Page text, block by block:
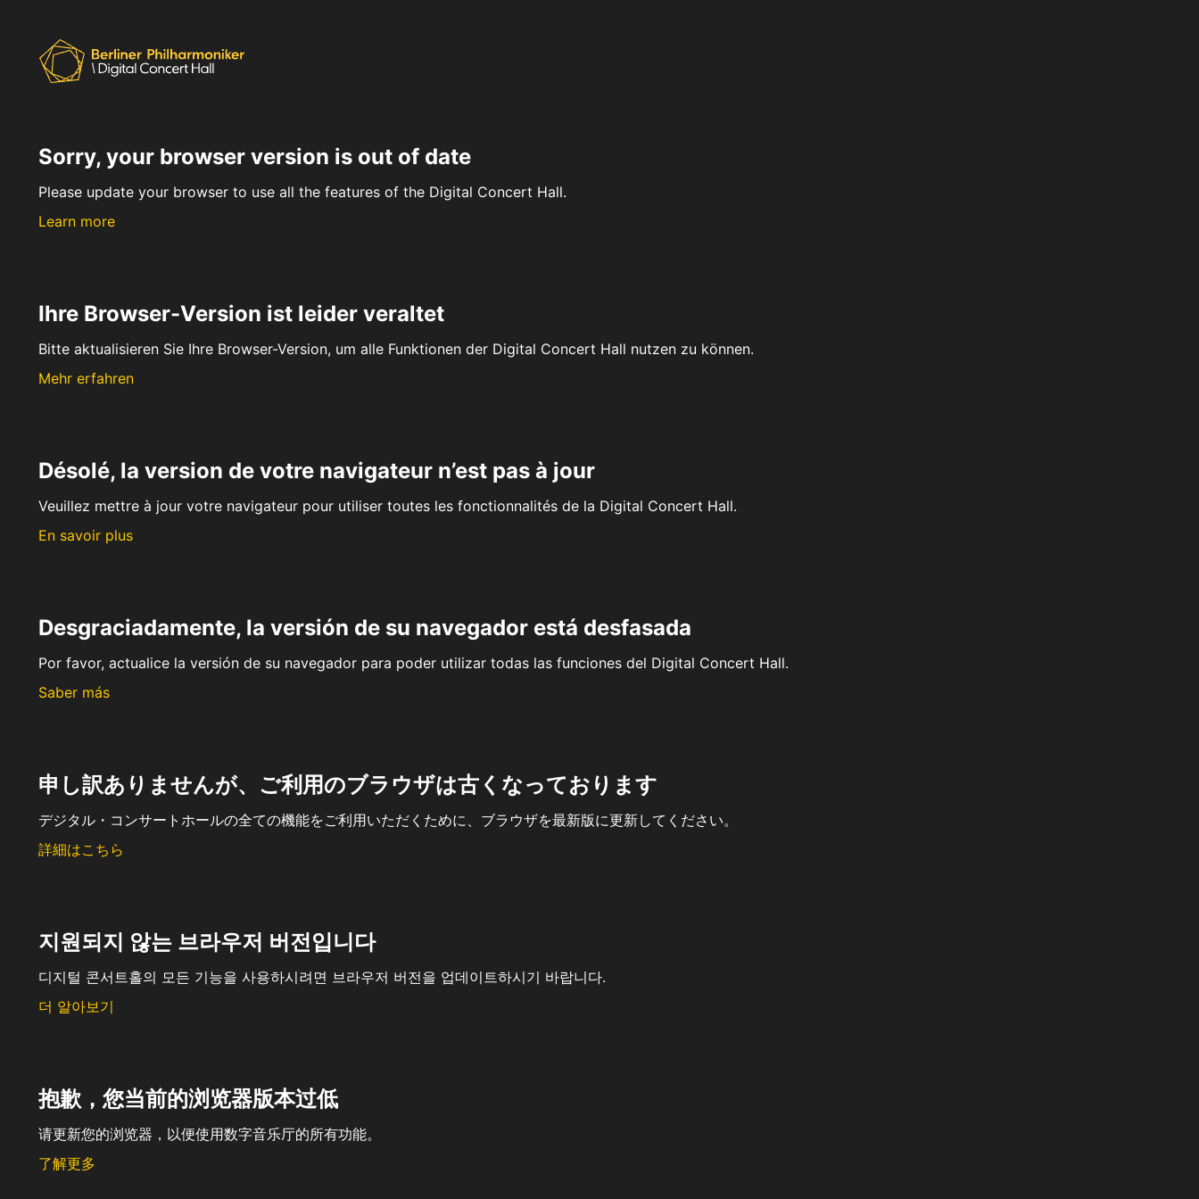
Sorry, your browser version is out of date
Please update your browser to use all the features of the Digital Concert Hall.
Learn more
Ihre Browser-Version ist leider veraltet
Bitte aktualisieren Sie Ihre Browser-Version, um alle Funktionen der Digital Concert Hall nutzen zu können.
Mehr erfahren
Désolé, la version de votre navigateur n’est pas à jour
Veuillez mettre à jour votre navigateur pour utiliser toutes les fonctionnalités de la Digital Concert Hall.
En savoir plus
Desgraciadamente, la versión de su navegador está desfasada
Por favor, actualice la versión de su navegador para poder utilizar todas las funciones del Digital Concert Hall.
Saber más
申し訳ありませんが、ご利用のブラウザは古くなっております
デジタル・コンサートホールの全ての機能をご利用いただくために、ブラウザを最新版に更新してください。
詳細はこちら
지원되지 않는 브라우저 버전입니다
디지털 콘서트홀의 모든 기능을 사용하시려면 브라우저 버전을 업데이트하시기 바랍니다.
더 알아보기
抱歉，您当前的浏览器版本过低
请更新您的浏览器，以便使用数字音乐厅的所有功能。
了解更多